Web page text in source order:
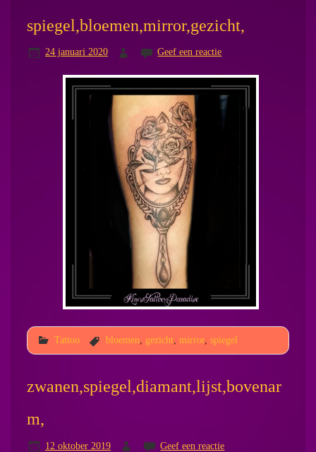
spiegel,bloemen,mirror,gezicht,
24 januari 2020 Geef een reactie
Tattoo bloemen gezicht, mirror, spiegel
zwanen,spiegel,diamant,lijst,bovenar
m,
12 oktober 2019 Geef een reactie